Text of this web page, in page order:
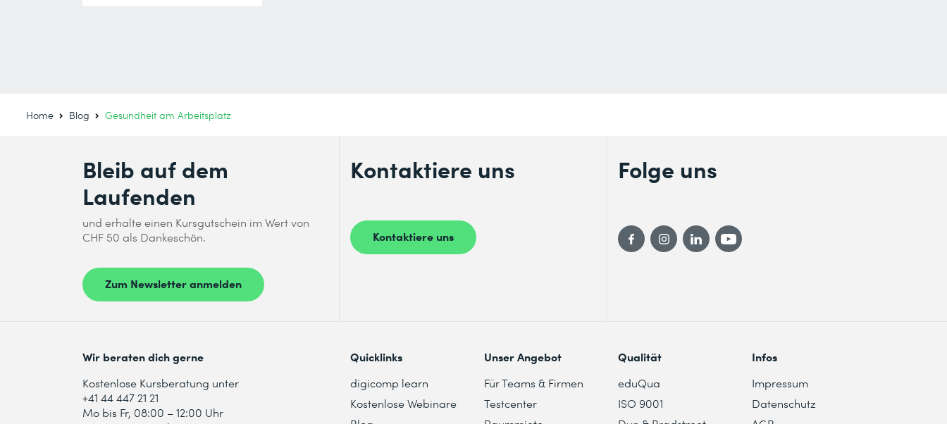
Home Blog Gesundheit am Arbeitsplatz
Bleib auf dem
Laufenden
und erhalte einen Kursgutschein im Wert von
CHF 50 als Dankeschön.
Zum Newsletter anmelden
Kontaktiere uns
Kontaktiere uns
Folge uns
Wir beraten dich gerne
Kostenlose Kursberatung unter
+41 44 447 21 21
Mo bis Fr, 08:00 – 12:00 Uhr
Quicklinks
digicomp learn
Kostenlose Webinare
Unser Angebot
Für Teams & Firmen
Testcenter
Qualität
eduQua
ISO 9001
Infos
Impressum
Datenschutz